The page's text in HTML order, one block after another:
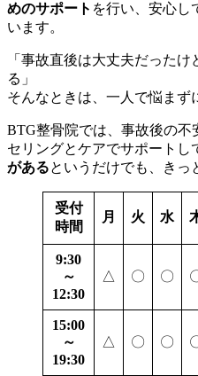
めのサポート を行い、安心し
います。
「事故直後は大丈夫だった
る」
そんなときは、一人で悩まず
BTG整骨院では、事故後の
セリングとケアでサポートし
があるというだけでも、きっ
受付
時間
月 火 水
9:30
～
12:30
△ 〇 〇
15:00
～
19:30
△ 〇 〇